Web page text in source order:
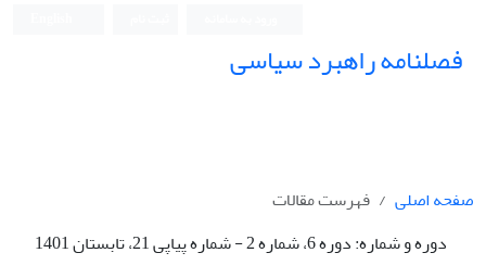
فصلنامه راهبرد سیاسی
صفحه اصلی
فهرست مقالات
دوره و شماره:دوره 6، شماره 2 - شماره پیاپی 21، تابستان 1401